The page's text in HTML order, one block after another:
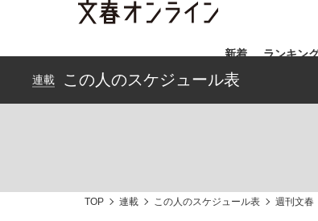
新着 ランキン
#藤田
連載 この人のスケジュール表
TOP 連載 この人のスケジュール表 週刊文春